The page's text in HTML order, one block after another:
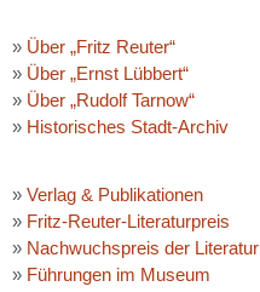
» Über „Fritz Reuter“
» Über „Ernst Lübbert“
» Über „Rudolf Tarnow“
» Historisches Stadt-Archiv
» Verlag & Publikationen
» Fritz-Reuter-Literaturpreis
» Nachwuchspreis der Literatur
» Führungen im Museum